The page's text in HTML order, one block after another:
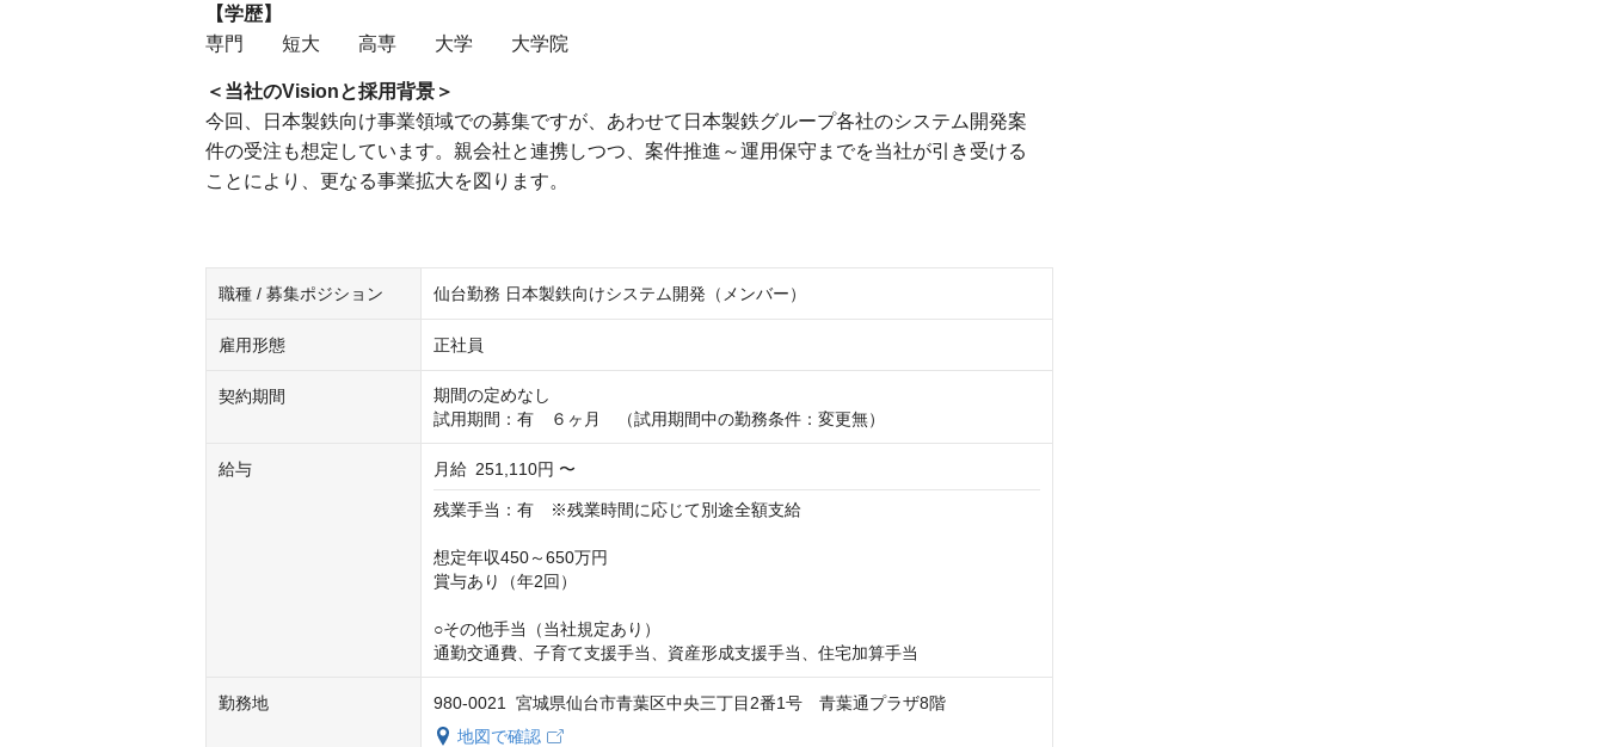
【学歴】
専門 短大 高専 大学 大学院
＜当社のVisionと採用背景＞
今回、日本製鉄向け事業領域での募集ですが、あわせて日本製鉄グループ各社のシステム開発案
件の受注も想定しています。親会社と連携しつつ、案件推進～運用保守までを当社が引き受ける
ことにより、更なる事業拡大を図ります。
職種 / 募集ポジション 仙台勤務 日本製鉄向けシステム開発（メンバー）
雇用形態 正社員
契約期間
期間の定めなし
試用期間：有　６ヶ月　（試用期間中の勤務条件：変更無）
給与 月給 251,110円 〜
残業手当：有　※残業時間に応じて別途全額支給
想定年収450～650万円
賞与あり（年2回）
○その他手当（当社規定あり）
通勤交通費、子育て支援手当、資産形成支援手当、住宅加算手当
勤務地
980-0021 宮城県仙台市青葉区中央三丁目2番1号 青葉通プラザ8階
地図で確認